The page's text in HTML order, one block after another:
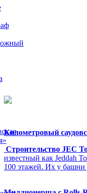
Километровый
Строительство JEC
известный как Jeddah
100 этажей. Их у башни